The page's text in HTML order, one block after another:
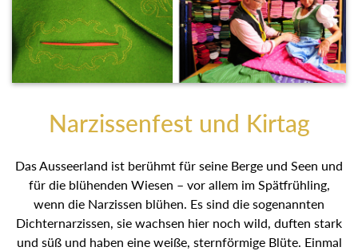
Narzissenfest und Kirtag
Das Ausseerland ist berühmt für seine Berge und Seen
und für die blühenden Wiesen – vor allem im Spätfrühling,
wenn die Narzissen blühen. Es sind die sogenannten
Dichternarzissen, sie wachsen hier noch wild, duften stark
und süß und haben eine weiße, sternförmige Blüte. Einmal